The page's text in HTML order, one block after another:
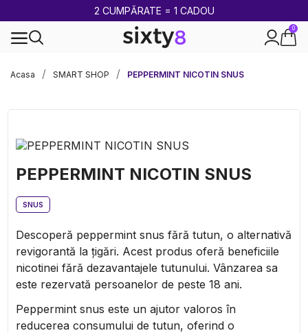
2 CUMPĂRATE = 1 CADOU
0
Acasa
SMART SHOP PEPPERMINT NICOTIN SNUS
PEPPERMINT NICOTIN SNUS
SNUS
Descoperă peppermint snus fără tutun, o alternativă
revigorantă la țigări. Acest produs oferă beneficiile
nicotinei fără dezavantajele tutunului. Vânzarea sa
este rezervată persoanelor de peste 18 ani.
Peppermint snus este un ajutor valoros în
reducerea consumului de tutun, oferind o